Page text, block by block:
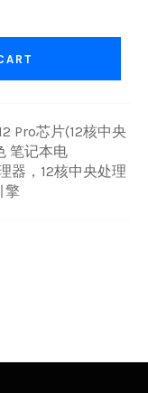
Pro芯片(12核中央
笔记本电
器，12核中央处理
擎